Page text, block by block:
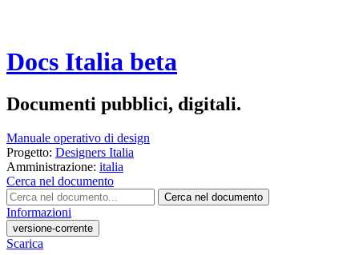
Docs Italia beta
Documenti pubblici, digitali.
Manuale operativo di design
Progetto: Designers Italia
Amministrazione: italia
Cerca nel documento
Cerca nel documento
Informazioni
versione-corrente
Scarica